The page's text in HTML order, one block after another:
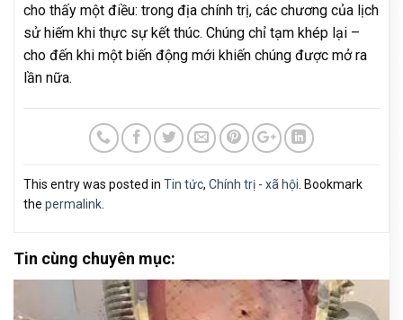
cho thấy một điều: trong địa chính trị, các chương của lịch
sử hiếm khi thực sự kết thúc. Chúng chỉ tạm khép lại –
cho đến khi một biến động mới khiến chúng được mở ra
lần nữa.
This entry was posted in Tin tức, Chính trị - xã hội . Bookmark
the permalink
Tin cùng chuyên mục: